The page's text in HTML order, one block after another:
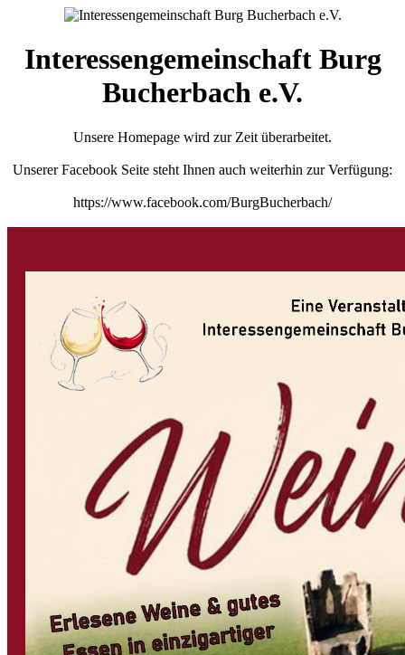
Interessengemeinschaft Burg
Bucherbach e.V.
Unsere Homepage wird zur Zeit überarbeitet.
Unserer Facebook Seite steht Ihnen auch weiterhin zur Verfügung:
https://www.facebook.com/BurgBucherbach/